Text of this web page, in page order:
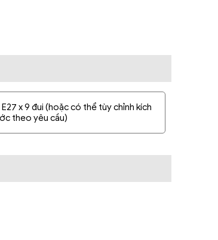
x 9 đui (hoặc có thể tùy chỉnh kích
theo yêu cầu)